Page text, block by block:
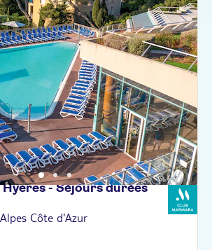
- Séjours durées
Côte d'Azur